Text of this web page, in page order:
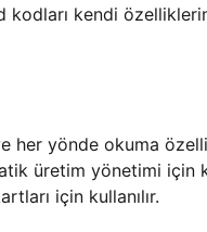
kendi
her yönde okuma
üretim yönetimi için
için kullanılır.